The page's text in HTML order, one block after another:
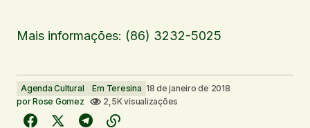
Mais informações: (86) 3232-5025
Agenda Cultural Em Teresina 18 de janeiro de 2018
porRose Gomez 2,5K visualizações